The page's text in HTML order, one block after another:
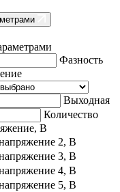
Фазность
Выходная
Количество
В
2, В
3, В
4, В
5, В